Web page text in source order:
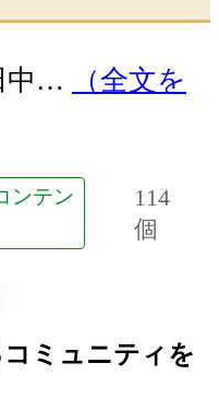
中…
（全文を
ンテン
114
個
コミュニティを